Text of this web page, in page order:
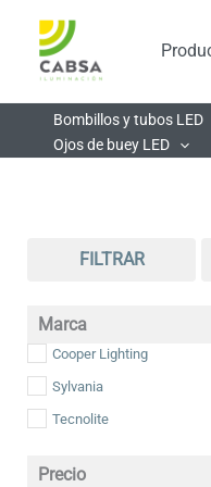
contenido
Bombillos y tubos LED
Ojos de buey LED
FILTRAR
Marca
Cooper Lighting
Sylvania
Tecnolite
Precio